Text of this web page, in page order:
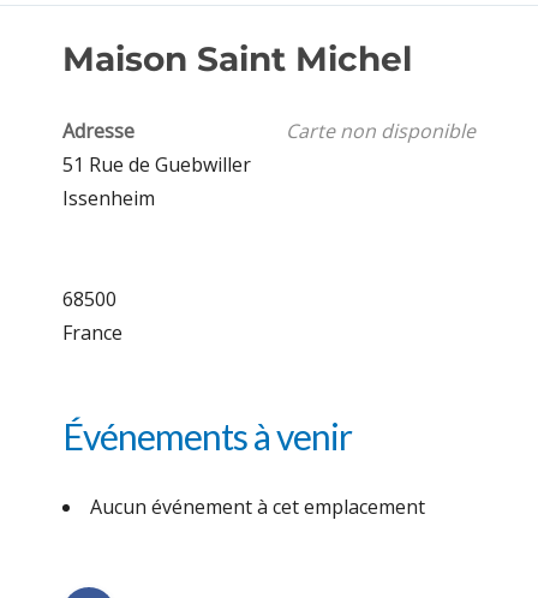
Maison Saint Michel
Carte non disponible
Adresse
51 Rue de Guebwiller
Issenheim
68500
France
Événements à venir
Aucun événement à cet emplacement